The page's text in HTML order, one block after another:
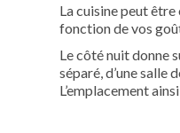
La cuisine peut
fonction de vos
Le côté nuit donne
séparé, d’une salle
L’emplacement